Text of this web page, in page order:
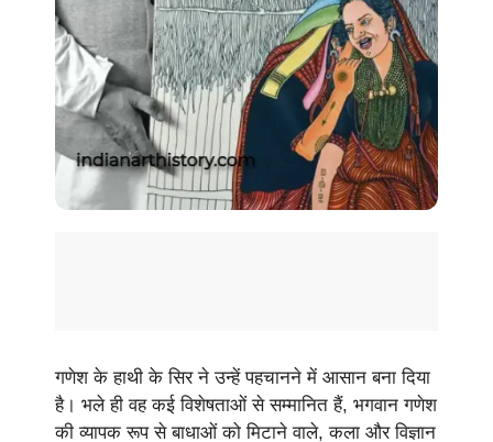
गणेश के हाथी के सिर ने उन्हें पहचानने में आसान बना दिया
है। भले ही वह कई विशेषताओं से सम्मानित हैं, भगवान गणेश
की व्यापक रूप से बाधाओं को मिटाने वाले, कला और विज्ञान